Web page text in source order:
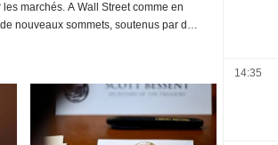
marchés. A Wall Street comme en
nouveaux sommets, soutenus par de
14:35